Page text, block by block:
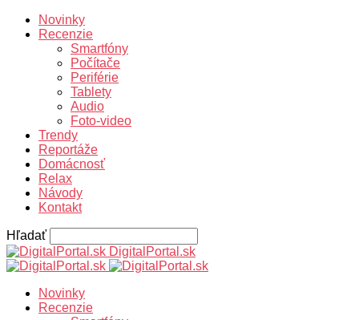
Novinky
Recenzie
Smartfóny
Počítače
Periférie
Tablety
Audio
Foto-video
Trendy
Reportáže
Domácnosť
Relax
Návody
Kontakt
Hľadať
DigitalPortal.sk
Novinky
Recenzie